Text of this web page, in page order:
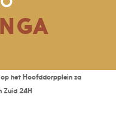
het Hoofddorpplein za
Zuid 24H